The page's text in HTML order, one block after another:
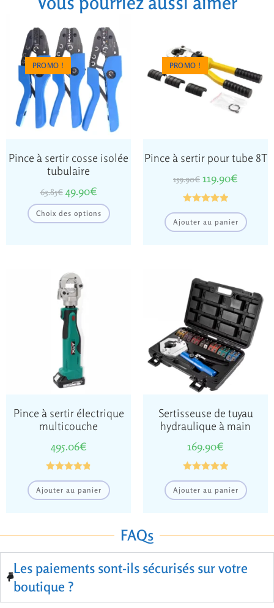
PROMO !
Pince à sertir cosse isolée
tubulaire
63.85€ 49.90€
Choix des options
PROMO !
Pince à sertir pour tube 8T
159.90€ 119.90€
Note5.00
sur 5
Ajouter au panier
Pince à sertir électrique
multicouche
495.06€
Note4.86
sur 5
Ajouter au panier
Sertisseuse de tuyau
hydraulique à main
169.90€
Note5.00
sur 5
Ajouter au panier
FAQs
Les paiements sont-ils sécurisés sur votre
boutique ?